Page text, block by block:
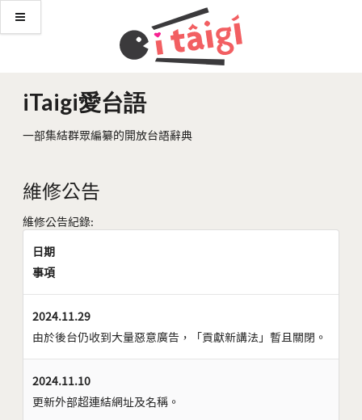
iTaigi愛台語
一部集結群眾編纂的開放台語辭典
維修公告
維修公告紀錄:
日期
事項
2024.11.29
由於後台仍收到大量惡意廣告，「貢獻新講法」暫且關閉。
2024.11.10
更新外部超連結網址及名稱。